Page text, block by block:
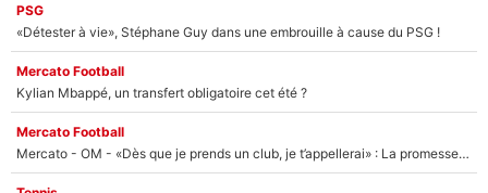
PSG
«Détester à vie», Stéphane Guy dans une embrouille à cause du PSG !
Mercato Football
Kylian Mbappé, un transfert obligatoire cet été ?
Mercato Football
Mercato - OM - «Dès que je prends un club, je t’appellerai» : La promesse de Marcelino au moment de claquer la porte